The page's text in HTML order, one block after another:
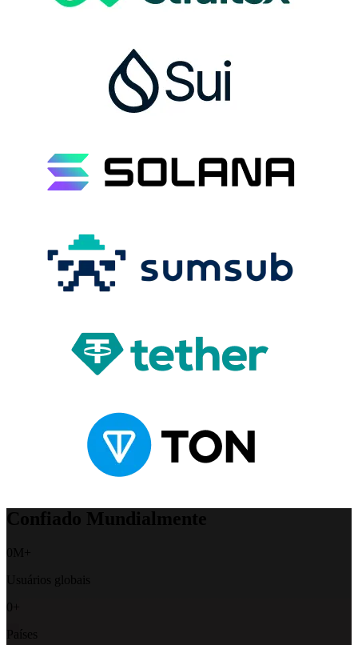
Confiado Mundialmente
0M+
Usuários globais
0 +
Países